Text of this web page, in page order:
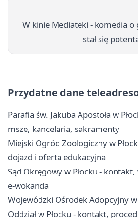
W kinie Mediateki - komedia
stał się
Przydatne dane
Parafia św. Jakuba Apostoła w
msze, kancelaria, sakramenty
Miejski Ogród Zoologiczny w
dojazd i oferta edukacyjna
Sąd Okręgowy w Płocku - kontakt,
e-wokanda
Wojewódzki Ośrodek Adopcyjny
Oddział w Płocku - kontakt,